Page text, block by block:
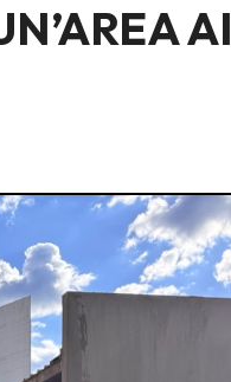
AI